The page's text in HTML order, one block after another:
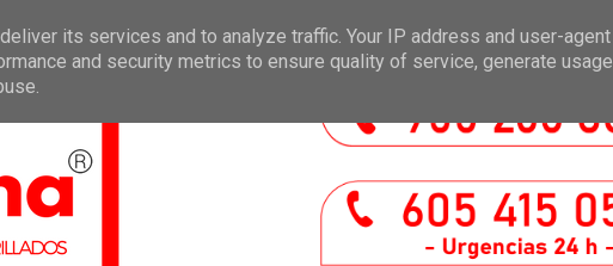
its services and to analyze traffic. Your IP address and user-agent
and security metrics to ensure quality of service, generate usage